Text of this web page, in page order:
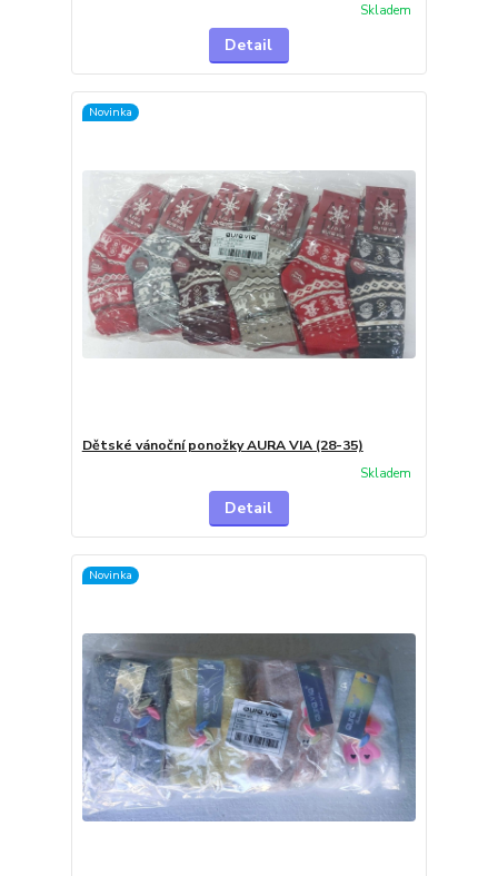
Skladem
Detail
Novinka
Dětské vánoční ponožky AURA VIA (28-35)
Skladem
Detail
Novinka